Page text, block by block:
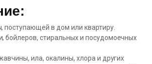
поступающей в дом или квартиру.
бойлеров, стиральных и посудомоечных
ила, окалины, хлора и других